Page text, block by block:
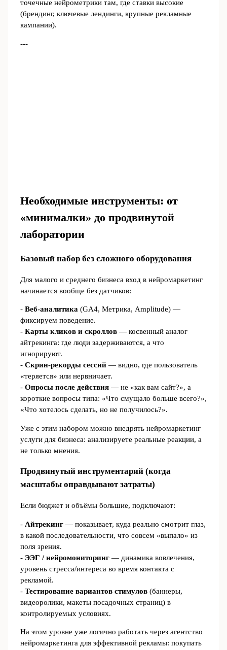
точечные нейрометрики там, где ставки высокие
(брендинг, ключевые лендинги, крупные рекламные
кампании).
---
Необходимые инструменты: от
«минималки» до продвинутой
лаборатории
Базовый набор без сложного оборудования
Для малого и среднего бизнеса вход в нейромаркетинг
начинается вообще без датчиков:
- Веб‑аналитика(GA4, Метрика, Amplitude) —
фиксируем поведение.
- Карты кликов и скроллов— косвенный аналог
айтрекинга: где люди задерживаются, а что
игнорируют.
- Скрин-рекорды сессий— видно, где пользователь
«теряется» или нервничает.
- Опросы после действия— не «как вам сайт?», а
короткие вопросы типа: «Что смущало больше всего?»,
«Что хотелось сделать, но не получилось?».
Уже с этим набором можно внедрять нейромаркетинг
услуги для бизнеса: анализируете реальные реакции, а
не только мнения.
Продвинутый инструментарий (когда
масштабы оправдывают затраты)
Если бюджет и объёмы большие, подключают:
- Айтрекинг— показывает, куда реально смотрит глаз,
в какой последовательности, что совсем «выпало» из
поля зрения.
- ЭЭГ / нейромониторинг— динамика вовлечения,
уровень стресса/интереса во время контакта с
рекламой.
- Тестирование вариантов стимулов(баннеры,
видеоролики, макеты посадочных страниц) в
контролируемых условиях.
На этом уровне уже логично работать через агентство
нейромаркетинга для эффективной рекламы: покупать